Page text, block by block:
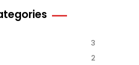
3
2